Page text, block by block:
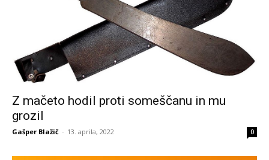
Z mačeto hodil proti someščanu in mu
grozil
Gašper Blažič - 13. aprila, 2022 0